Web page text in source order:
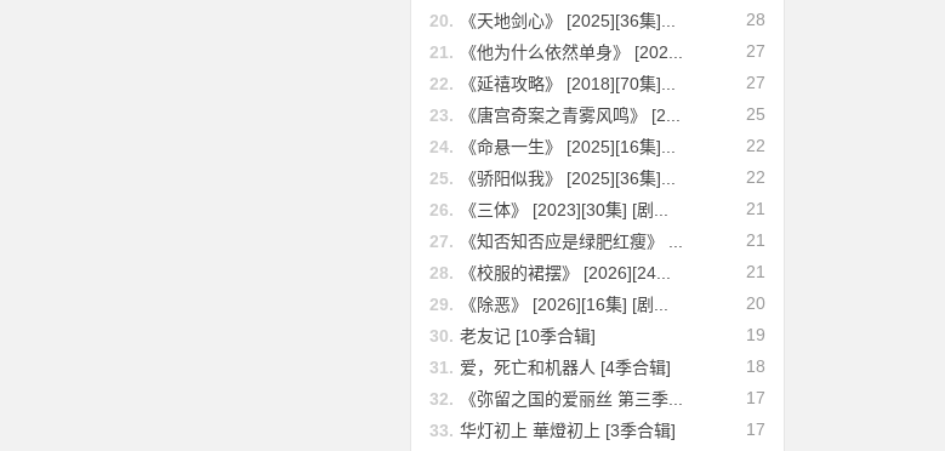
28
20.
《天地剑心》 [2025][36集]...
27
21.
《他为什么依然单身》 [202...
27
22.
《延禧攻略》 [2018][70集]...
25
23.
《唐宫奇案之青雾风鸣》 [2...
22
24.
《命悬一生》 [2025][16集]...
22
25.
《骄阳似我》 [2025][36集]...
21
26.
《三体》 [2023][30集] [剧...
21
27.
《知否知否应是绿肥红瘦》 ...
21
28.
《校服的裙摆》 [2026][24...
20
29.
《除恶》 [2026][16集] [剧...
19
30. 老友记 [10季合辑]
18
31. 爱，死亡和机器人 [4季合辑]
17
32.
《弥留之国的爱丽丝 第三季...
17
33. 华灯初上 華燈初上 [3季合辑]